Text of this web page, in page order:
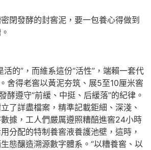
閉發酵的封窖泥，要一包養心得做到
活的”，而維系這份“活性”，端賴一套代
舍得老窖以黃泥夯筑、展5至10厘米窖
酵遵守“前緩、中挺、后緩落”的紀律。
了詳盡檔案，精準記載鉅細、深淺、
據，工人們嚴厲遵照糟醅進窖24小時
分配的特制養窖液養護池壁，這時，
態釀造溯源數字體系。“以糟養窖、以